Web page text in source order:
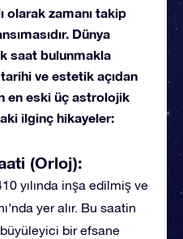
olarak zamanı takip
Dünya
saat bulunmakla
ve estetik açıdan
en eski üç astrolojik
ilginç hikayeler:
(Orloj):
yılında inşa edilmiş ve
yer alır. Bu saatin
bir efsane